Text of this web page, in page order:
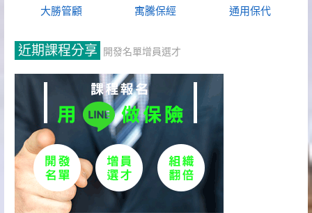
大勝管顧 寓騰保經 通用保代
近期課程分享 開發名單增員選才